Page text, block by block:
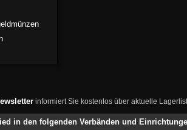
informiert Sie kostenlos über aktuelle
in den folgenden Verbänden und